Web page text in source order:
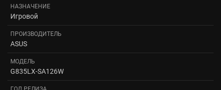
НАЗНАЧЕНИЕ
Игровой
ПРОИЗВОДИТЕЛЬ
ASUS
МОДЕЛЬ
G835LX-SA126W